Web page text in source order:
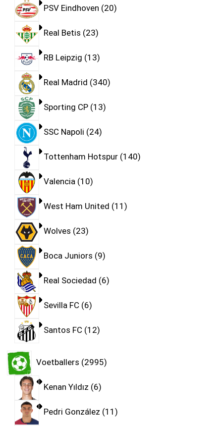
PSV Eindhoven 20
Real Betis 23
RB Leipzig 13
Real Madrid 340
Sporting CP 13
SSC Napoli 24
Tottenham Hotspur 140
Valencia 10
West Ham United 11
Wolves 23
Boca Juniors 9
Real Sociedad 6
Sevilla FC 6
Santos FC 12
Voetballers 2995
Kenan Yıldız 6
Pedri González 11